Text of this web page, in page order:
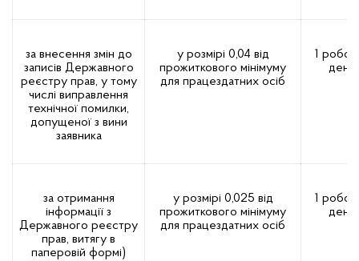
за внесення змін до
записів Державного
реєстру прав, у тому
числі виправлення
технічної помилки,
допущеної з вини
заявника
у розмірі 0,04 від
прожиткового мінімуму
для працездатних осіб
1
день
за отримання
інформації з
Державного реєстру
прав, витягу в
паперовій формі)
у розмірі 0,025 від
прожиткового мінімуму
для працездатних осіб
1
день